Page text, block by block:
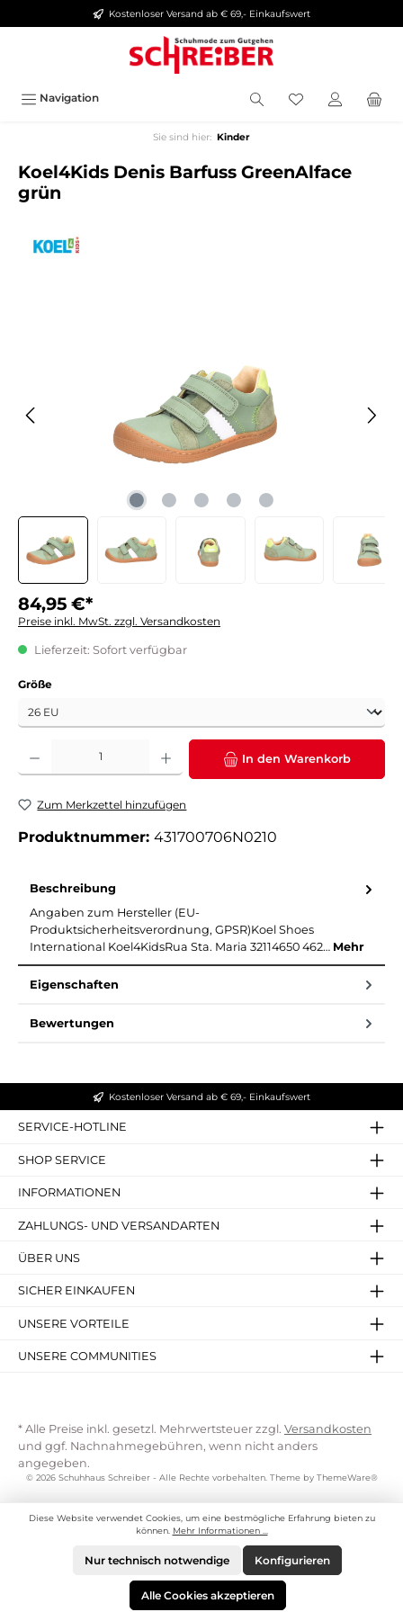
springen Kostenloser Versand ab € 69,- Einkaufswert
Navigation
Sie sind hier: Kinder
Koel4Kids Denis Barfuss GreenAlface
grün
84,95 €*
Preise inkl. MwSt. zzgl. Versandkosten
Lieferzeit: Sofort verfügbar
Größeauswählen
Produkt Anzahl: Gib den gewünschten Wert ein oder benutze die Schaltflächen um
In den Warenkorb
Zum Merkzettel hinzufügen
Produktnummer: 431700706N0210
Beschreibung
Angaben zum Hersteller (EU-
Produktsicherheitsverordnung, GPSR)Koel Shoes
International Koel4KidsRua Sta. Maria 32114650 462… Mehr
Eigenschaften
Bewertungen
Kostenloser Versand ab € 69,- Einkaufswert
SERVICE-HOTLINE
SHOP SERVICE
INFORMATIONEN
ZAHLUNGS- UND VERSANDARTEN
ÜBER UNS
SICHER EINKAUFEN
UNSERE VORTEILE
UNSERE COMMUNITIES
* Alle Preise inkl. gesetzl. Mehrwertsteuer zzgl. Versandkosten
und ggf. Nachnahmegebühren, wenn nicht anders
angegeben.
© 2026 Schuhhaus Schreiber - Alle Rechte vorbehalten. Theme by ThemeWare®
Diese Website verwendet Cookies, um eine bestmögliche Erfahrung bieten zu
können. Mehr Informationen ...
Nur technisch notwendige Konfigurieren
Alle Cookies akzeptieren